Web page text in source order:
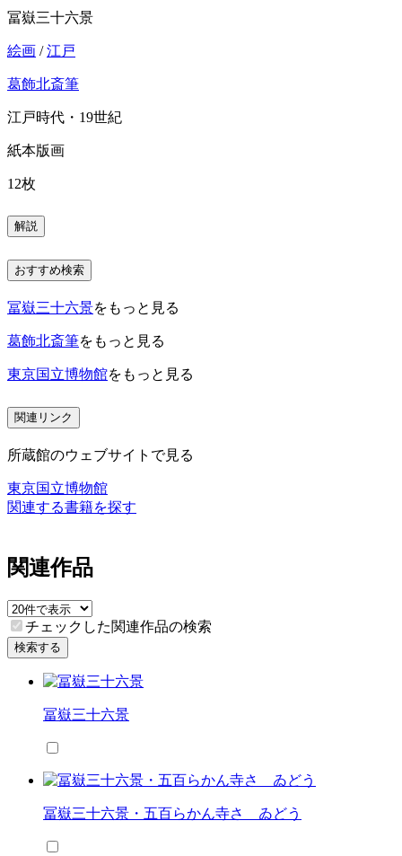
冨嶽三十六景
絵画 /江戸
葛飾北斎筆
江戸時代・19世紀
紙本版画
12枚
解説
おすすめ検索
冨嶽三十六景をもっと見る
葛飾北斎筆をもっと見る
東京国立博物館をもっと見る
関連リンク
所蔵館のウェブサイトで見る
東京国立博物館
関連する書籍を探す
関連作品
チェックした関連作品の検索
検索する
冨嶽三十六景
冨嶽三十六景・五百らかん寺さゞゐどう